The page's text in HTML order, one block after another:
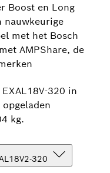
Boost en Long
nauwkeurige
met het Bosch
AMPShare, de
320 in
kg.
320